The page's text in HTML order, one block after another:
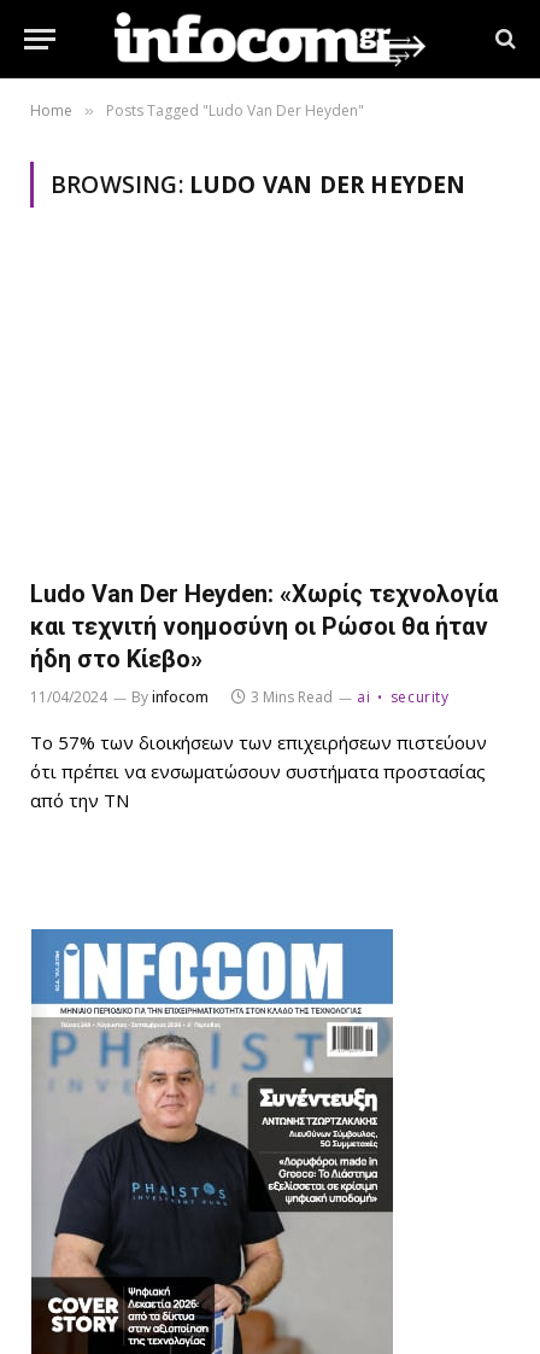
Home » Posts Tagged "Ludo Van Der Heyden"
BROWSING: LUDO VAN DER HEYDEN
Ludo Van Der Heyden: «Χωρίς τεχνολογία
και τεχνιτή νοημοσύνη οι Ρώσοι θα ήταν
ήδη στο Κίεβο»
11/04/2024 Byinfocom 3 Mins Read ai security
Το 57% των διοικήσεων των επιχειρήσεων πιστεύουν
ότι πρέπει να ενσωματώσουν συστήματα προστασίας
από την ΤΝ